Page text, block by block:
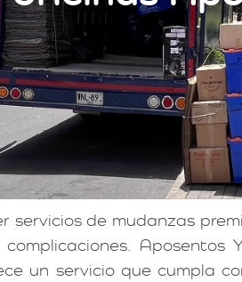
servicios de mudanzas
Aposentos
un servicio que cumpla